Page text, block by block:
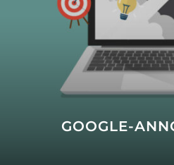
GOOGLE-